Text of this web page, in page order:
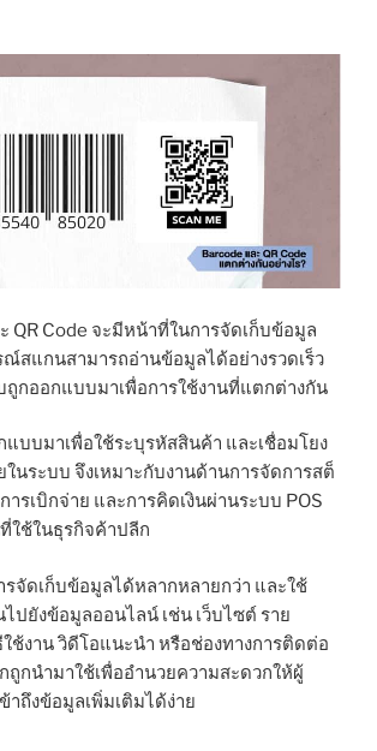
QR Code จะมีหน้าที่ในการจัดเก็บข้อมูล
สแกนสามารถอ่านข้อมูลได้อย่างรวดเร็ว
กออกแบบมาเพื่อการใช้งานที่แตกต่างกัน
แบบมาเพื่อใช้ระบุรหัสสินค้า และเชื่อมโยง
นระบบ จึงเหมาะกับงานด้านการจัดการสต็
ารเบิกจ่าย และการคิดเงินผ่านระบบ POS
ใช้ในธุรกิจค้าปลีก
รจัดเก็บข้อมูลได้หลากหลายกว่า และใช้
ไปยังข้อมูลออนไลน์ เช่น เว็บไซต์ ราย
ช้งาน วิดีโอแนะนำ หรือช่องทางการติดต่อ
ถูกนำมาใช้เพื่ออำนวยความสะดวกให้ผู้
าถึงข้อมูลเพิ่มเติมได้ง่าย